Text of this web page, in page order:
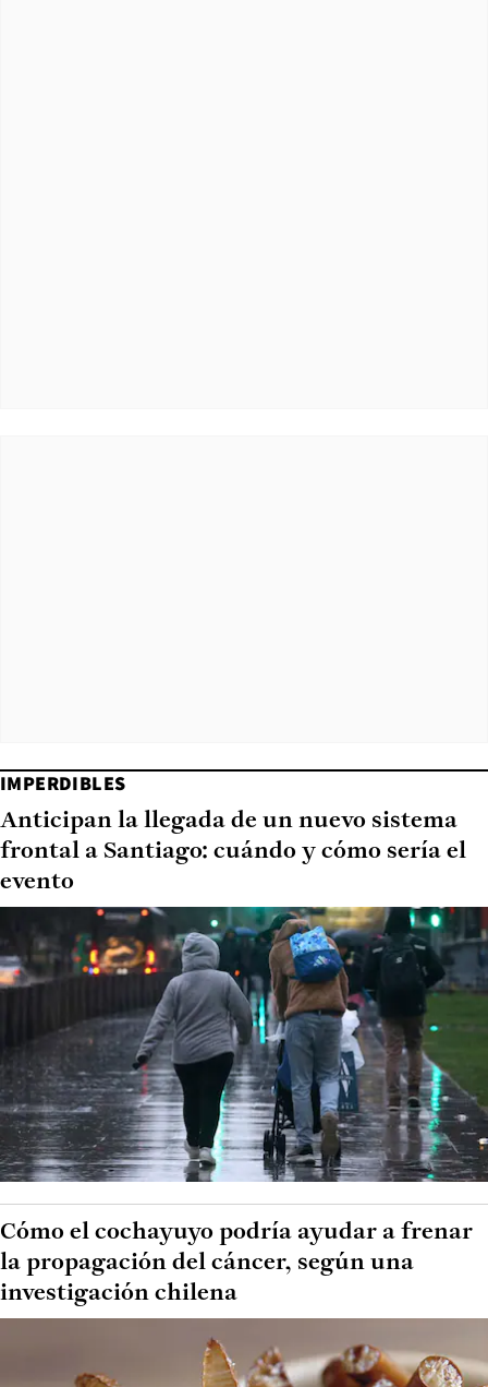
IMPERDIBLES
Anticipan la llegada de un nuevo sistema
frontal a Santiago: cuándo y cómo sería el
evento
Cómo el cochayuyo podría ayudar a frenar
la propagación del cáncer, según una
investigación chilena